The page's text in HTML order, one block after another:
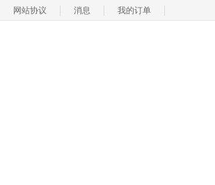
网站协议 消息 我的订单